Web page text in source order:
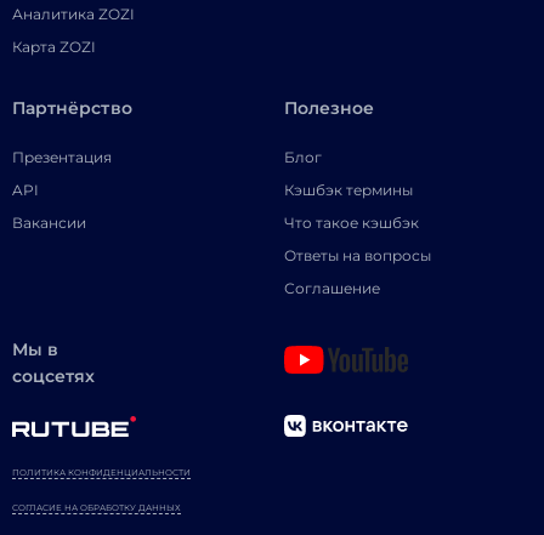
Аналитика ZOZI
Карта ZOZI
Партнёрство
Презентация
API
Вакансии
Полезное
Блог
Кэшбэк термины
Что такое кэшбэк
Ответы на вопросы
Соглашение
Мы в
соцсетях
ПОЛИТИКА КОНФИДЕНЦИАЛЬНОСТИ
СОГЛАСИЕ НА ОБРАБОТКУ ДАННЫХ